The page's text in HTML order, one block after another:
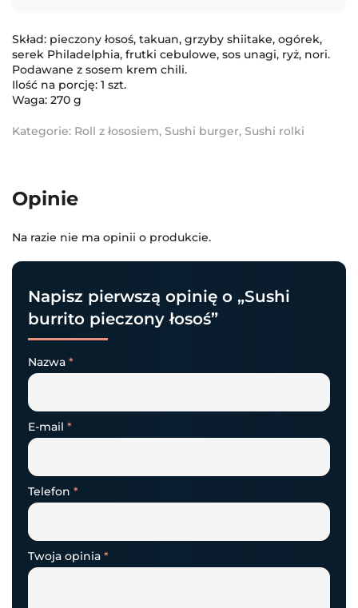
Skład: pieczony łosoś, takuan, grzyby shiitake, ogórek,
serek Philadelphia, frutki cebulowe, sos unagi, ryż, nori.
Podawane z sosem krem chili.
Ilość na porcję: 1 szt.
Waga: 270 g
Kategorie: Roll z łososiem, Sushi burger, Sushi rolki
Opinie
Na razie nie ma opinii o produkcie.
Napisz pierwszą opinię o „Sushi
burrito pieczony łosoś”
Nazwa *
E-mail *
Telefon *
Twoja opinia *